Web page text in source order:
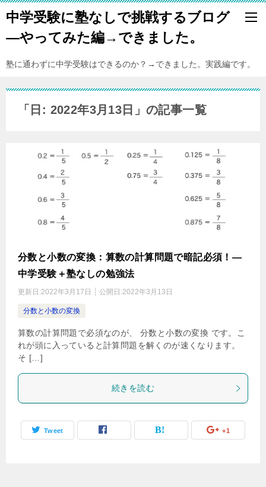
中学受験に塾なしで挑戦するブログ
―やってみた編→できました。
塾に通わずに中学受験はできるのか？→できました。実践編です。
「日: 2022年3月13日」の記事一覧
分数と小数の変換：算数の計算問題で暗記必須！―
中学受験＋塾なしの勉強法
更新日:2022年3月17日 公開日:2022年3月13日
分数と小数の変換
算数の計算問題で必須なのが、 分数と小数の変換 です。こ
れが頭に入っていると計算問題を解くのが速くなります。
そ […]
続きを読む
Tweet +1